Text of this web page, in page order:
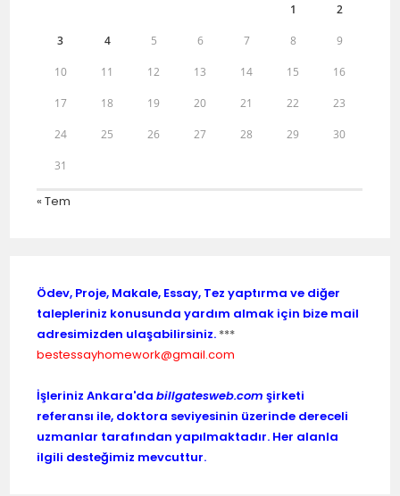
1 2
3 4 5 6 7 8 9
10 11 12 13 14 15 16
17 18 19 20 21 22 23
24 25 26 27 28 29 30
31
« Tem
Ödev, Proje, Makale, Essay, Tez yaptırma ve diğer
talepleriniz konusunda yardım almak için bize mail
adresimizden ulaşabilirsiniz. ***
bestessayhomework@gmail.com
İşleriniz Ankara'dabillgatesweb.com şirketi
referansı ile, doktora seviyesinin üzerinde dereceli
uzmanlar tarafından yapılmaktadır. Her alanla
ilgili desteğimiz mevcuttur.